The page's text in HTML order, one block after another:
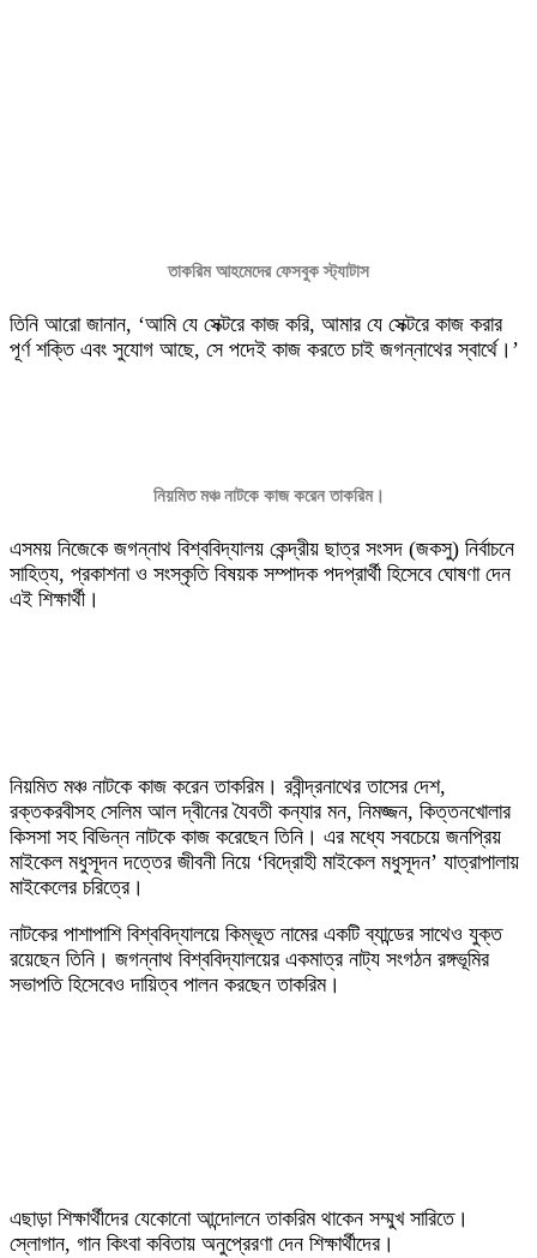
তাকরিম আহমেদের ফেসবুক স্ট্যাটাস
তিনি আরো জানান, ‘আমি যে সেক্টরে কাজ করি, আমার যে সেক্টরে কাজ করার
পূর্ণ শক্তি এবং সুযোগ আছে, সে পদেই কাজ করতে চাই জগন্নাথের স্বার্থে।’
নিয়মিত মঞ্চ নাটকে কাজ করেন তাকরিম।
এসময় নিজেকে জগন্নাথ বিশ্ববিদ্যালয় কেন্দ্রীয় ছাত্র সংসদ (জকসু) নির্বাচনে
সাহিত্য, প্রকাশনা ও সংস্কৃতি বিষয়ক সম্পাদক পদপ্রার্থী হিসেবে ঘোষণা দেন
এই শিক্ষার্থী।
নিয়মিত মঞ্চ নাটকে কাজ করেন তাকরিম। রবীন্দ্রনাথের তাসের দেশ,
রক্তকরবীসহ সেলিম আল দ্বীনের যৈবতী কন্যার মন, নিমজ্জন, কিত্তনখোলার
কিসসা সহ বিভিন্ন নাটকে কাজ করেছেন তিনি। এর মধ্যে সবচেয়ে জনপ্রিয়
মাইকেল মধুসূদন দত্তের জীবনী নিয়ে ‘বিদ্রোহী মাইকেল মধুসূদন’ যাত্রাপালায়
মাইকেলের চরিত্রে।
নাটকের পাশাপাশি বিশ্ববিদ্যালয়ে কিম্ভূত নামের একটি ব্যান্ডের সাথেও যুক্ত
রয়েছেন তিনি। জগন্নাথ বিশ্ববিদ্যালয়ের একমাত্র নাট্য সংগঠন রঙ্গভূমির
সভাপতি হিসেবেও দায়িত্ব পালন করছেন তাকরিম।
এছাড়া শিক্ষার্থীদের যেকোনো আন্দোলনে তাকরিম থাকেন সম্মুখ সারিতে।
স্লোগান, গান কিংবা কবিতায় অনুপ্রেরণা দেন শিক্ষার্থীদের।